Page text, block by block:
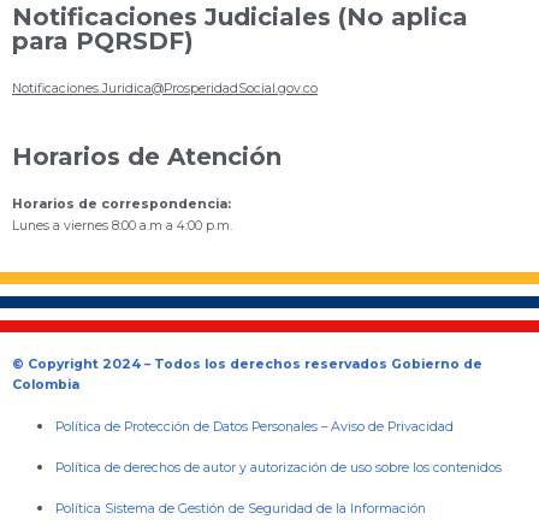
Notificaciones Judiciales (No aplica
para PQRSDF)
Notificaciones.Juridica@ProsperidadSocial.gov.co
Horarios de Atención
Horarios de correspondencia:
Lunes a viernes 8:00 a.m a 4:00 p.m.
© Copyright 2024 – Todos los derechos reservados Gobierno de
Colombia
Política de Protección de Datos Personales –Aviso de Privacidad
Política de derechos de autor y autorización de uso sobre los contenidos
Política Sistema de Gestión de Seguridad de la Información